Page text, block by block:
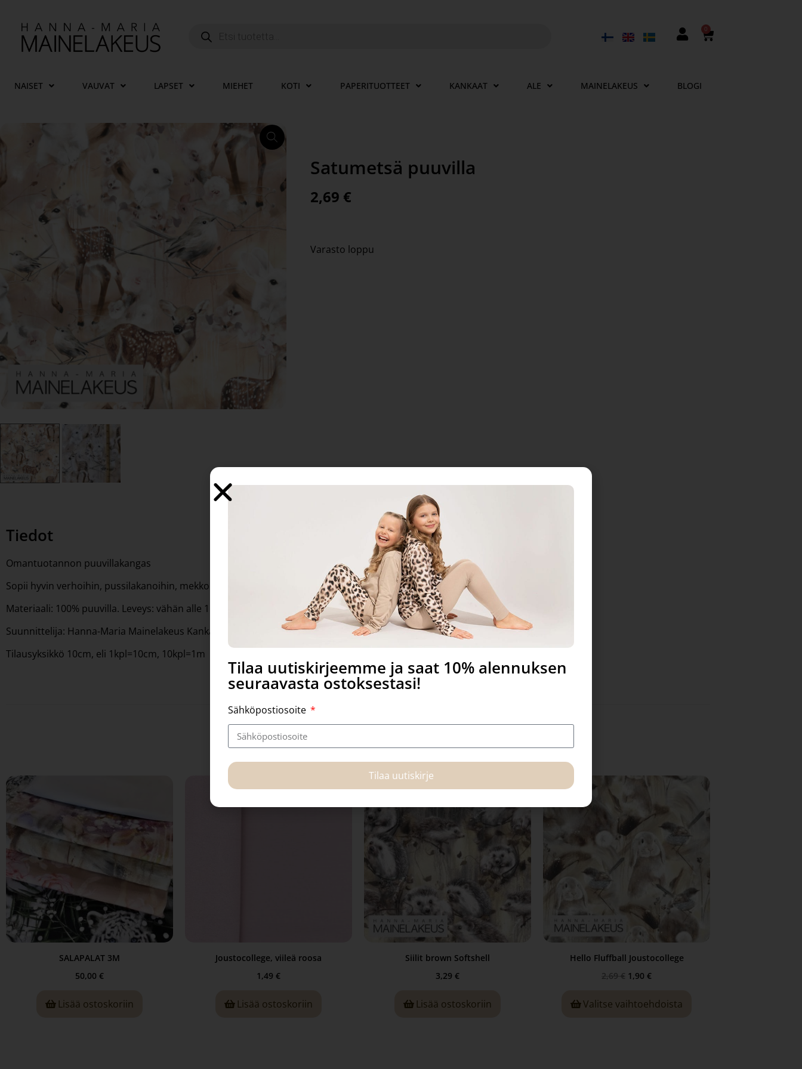
0
NAISET VAUVAT LAPSET MIEHET KOTI PAPERITUOTTEET KANKAAT ALE MAINELAKEUS BLOGI
Satumetsä puuvilla
2,69 €
Varasto loppu
Tiedot
Omantuotannon puuvillakangas
Sopii hyvin verhoihin, pussilakanoihin, mekkoihin yms.
Materiaali: 100% puuvilla. Leveys: vähän alle 160cm Paino: 150g/m2 Pesu 40 asteessa, ei rumpukuivausta.
Suunnittelija: Hanna-Maria Mainelakeus Kankaat valmistetaan Euroopassa, Öko-Tex
Tilausyksikkö 10cm, eli 1kpl=10cm, 10kpl=1m
Tutustu myös
SALAPALAT 3M
50,00 €
Lisää ostoskoriin
Joustocollege, viileä roosa
1,49 €
Lisää ostoskoriin
Siilit brown Softshell
3,29 €
Lisää ostoskoriin
Sale!
Hello Fluffball Joustocollege
2,69 € 1,90 €
Valitse vaihtoehdoista
Tilaa uutiskirjeemme ja saat 10% alennuksen
seuraavasta ostoksestasi!
Sähköpostiosoite
Tilaa uutiskirje